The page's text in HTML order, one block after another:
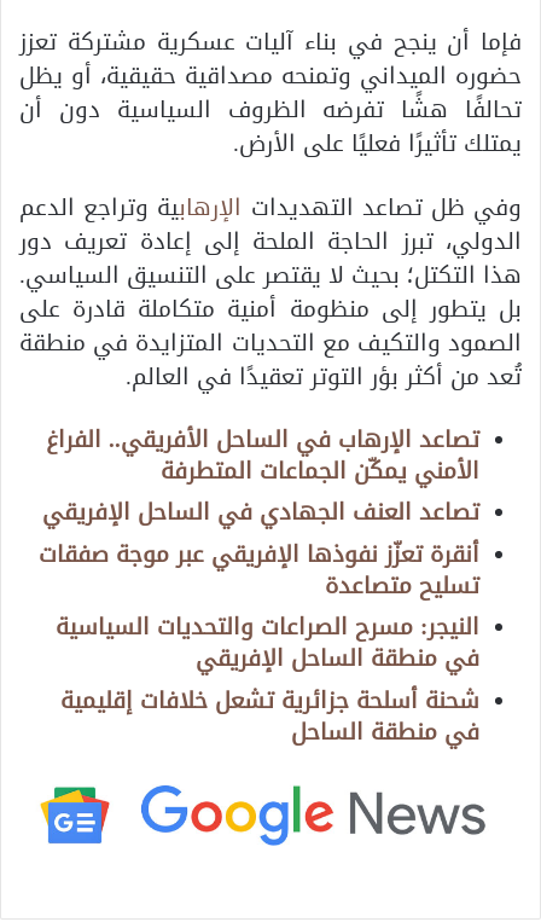
فإما أن ينجح في بناء آليات عسكرية مشتركة تعزز
حضوره الميداني وتمنحه مصداقية حقيقية، أو يظل
تحالفًا هشًا تفرضه الظروف السياسية دون أن
يمتلك تأثيرًا فعليًا على الأرض.
وفي ظل تصاعد التهديدات الإرهابية وتراجع الدعم
الدولي، تبرز الحاجة الملحة إلى إعادة تعريف دور
هذا التكتل؛ بحيث لا يقتصر على التنسيق السياسي.
بل يتطور إلى منظومة أمنية متكاملة قادرة على
الصمود والتكيف مع التحديات المتزايدة في منطقة
تُعد من أكثر بؤر التوتر تعقيدًا في العالم.
تصاعد الإرهاب في الساحل الأفريقي.. الفراغ
الأمني يمكّن الجماعات المتطرفة
تصاعد العنف الجهادي في الساحل الإفريقي
أنقرة تعزّز نفوذها الإفريقي عبر موجة صفقات
تسليح متصاعدة
النيجر: مسرح الصراعات والتحديات السياسية
في منطقة الساحل الإفريقي
شحنة أسلحة جزائرية تشعل خلافات إقليمية
في منطقة الساحل